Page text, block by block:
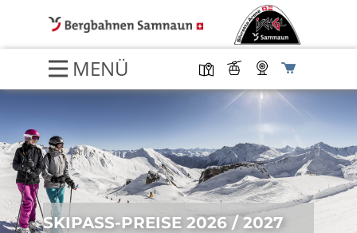
MENÜ
SKIPASS-PREISE 2026 / 2027